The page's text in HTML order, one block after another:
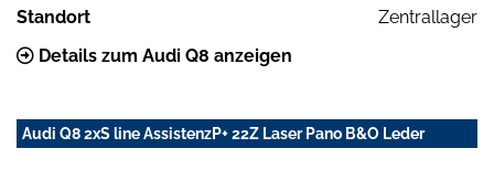
Standort
Zentrallager
Details zum Audi Q8 anzeigen
Audi Q8 2xS line AssistenzP+ 22Z Laser Pano B&O Leder